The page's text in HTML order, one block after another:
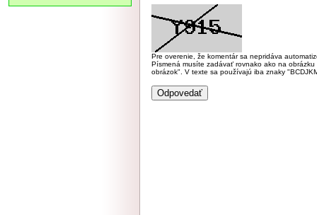
Pre overenie, že komentár sa nepridáva
Písmená musíte zadávať rovnako ako na
obrázok". V texte sa používajú iba znaky